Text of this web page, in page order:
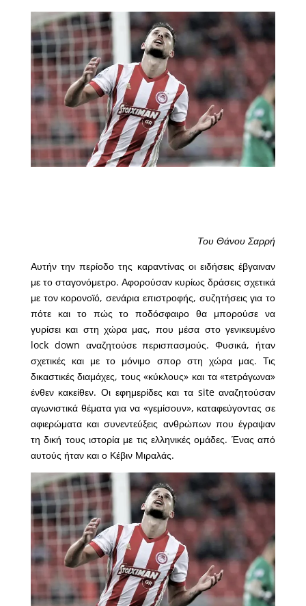
Του Θάνου Σαρρή
Αυτήν την περίοδο της καραντίνας οι ειδήσεις έβγαιναν
με το σταγονόμετρο. Αφορούσαν κυρίως δράσεις σχετικά
με τον κορονοϊό, σενάρια επιστροφής, συζητήσεις για το
πότε και το πώς το ποδόσφαιρο θα μπορούσε να
γυρίσει και στη χώρα μας, που μέσα στο γενικευμένο
lock down αναζητούσε περισπασμούς. Φυσικά, ήταν
σχετικές και με το μόνιμο σπορ στη χώρα μας. Τις
δικαστικές διαμάχες, τους «κύκλους» και τα «τετράγωνα»
ένθεν κακείθεν. Οι εφημερίδες και τα site αναζητούσαν
αγωνιστικά θέματα για να «γεμίσουν», καταφεύγοντας σε
αφιερώματα και συνεντεύξεις ανθρώπων που έγραψαν
τη δική τους ιστορία με τις ελληνικές ομάδες. Ένας από
αυτούς ήταν και ο Κέβιν Μιραλάς.